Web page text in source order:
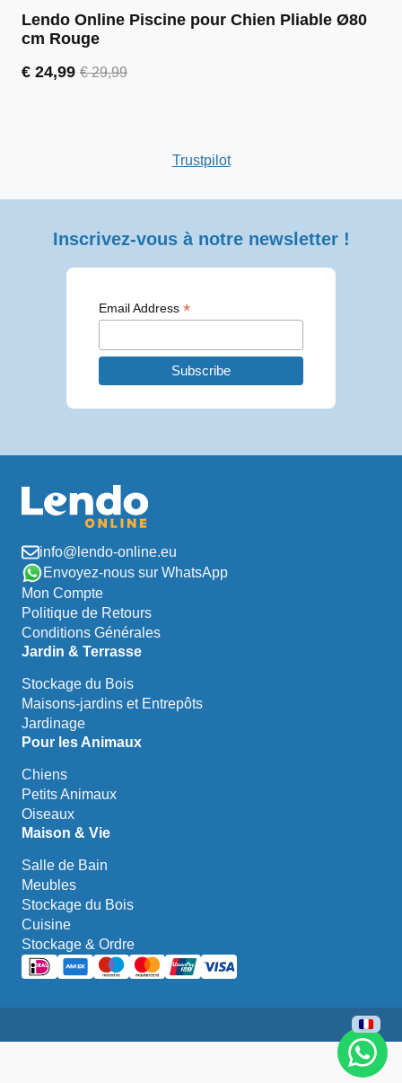
Lendo Online Piscine pour Chien Pliable Ø80
cm Rouge
€29,99
Le
€ 24,99
Le
Trustpilot
Inscrivez-vous à notre newsletter !
Email Address *
info@lendo-online.eu
Envoyez-nous sur WhatsApp
Mon Compte
Politique de Retours
Conditions Générales
Jardin & Terrasse
Stockage du Bois
Maisons-jardins et Entrepôts
Jardinage
Pour les Animaux
Chiens
Petits Animaux
Oiseaux
Maison & Vie
Salle de Bain
Meubles
Stockage du Bois
Cuisine
Stockage & Ordre